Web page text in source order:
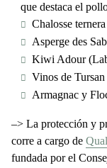
que destaca el
Chalosse
Asperge des
Kiwi Adour
Vinos de
Armagnac y
–> La protección y
corre a cargo de
fundada por el